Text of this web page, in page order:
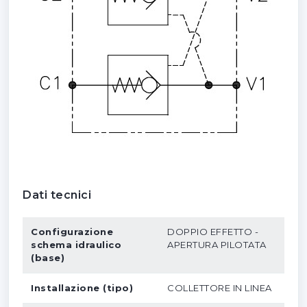
Dati tecnici
Configurazione
schema idraulico
(base)
DOPPIO EFFETTO -
APERTURA PILOTATA
Installazione (tipo) COLLETTORE IN LINEA